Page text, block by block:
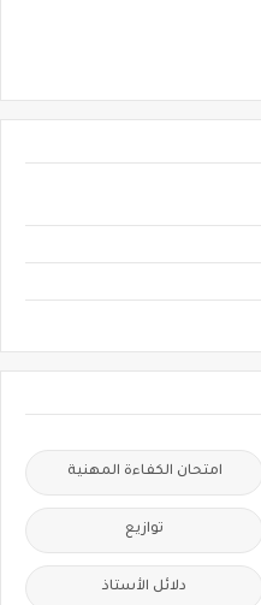
امتحان الكفاءة المهنية
توازيع
دلائل الأستاذ